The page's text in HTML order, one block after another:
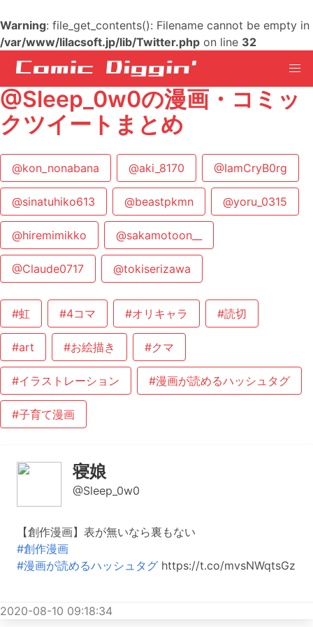
Warning: file_get_contents(): Filename cannot be empty in
/var/www/lilacsoft.jp/lib/Twitter.php on line 32
@Sleep_0w0の漫画・コミッ
クツイートまとめ
@kon_nonabana @aki_8170 @IamCryB0rg
@sinatuhiko613 @beastpkmn @yoru_0315
@hiremimikko @sakamotoon__
@Claude0717 @tokiserizawa
#虹 #4コマ #オリキャラ #読切
#art #お絵描き #クマ
#イラストレーション #漫画が読めるハッシュタグ
#子育て漫画
寝娘
@Sleep_0w0
【創作漫画】表が無いなら裏もない
#創作漫画
#漫画が読めるハッシュタグ https://t.co/mvsNWqtsGz
2020-08-10 09:18:34